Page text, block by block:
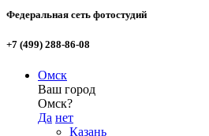
Федеральная сеть фотостудий
+7 (499) 288-86-08
Омск
Ваш город
Омск?
Да нет
Казань